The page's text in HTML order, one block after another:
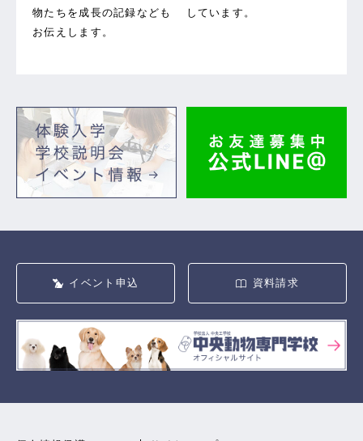
物たちを成長の記録なども
お伝えします。
しています。
イベント申込 資料請求